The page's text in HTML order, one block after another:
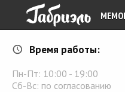
Время работы:
Пн-Пт: 10:00 - 19:00
Сб-Вс: по согласованию